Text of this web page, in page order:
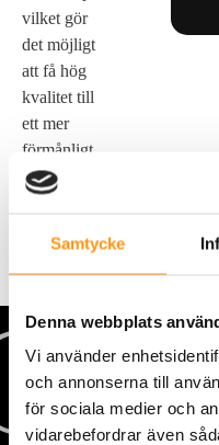
Samtycke
Denna webbplats
Vi använder
och annonserna till
för sociala medier och
vidarebefordrar även
vilket gör
det möjligt
att få hög
kvalitet till
ett mer
förmånligt
pris.